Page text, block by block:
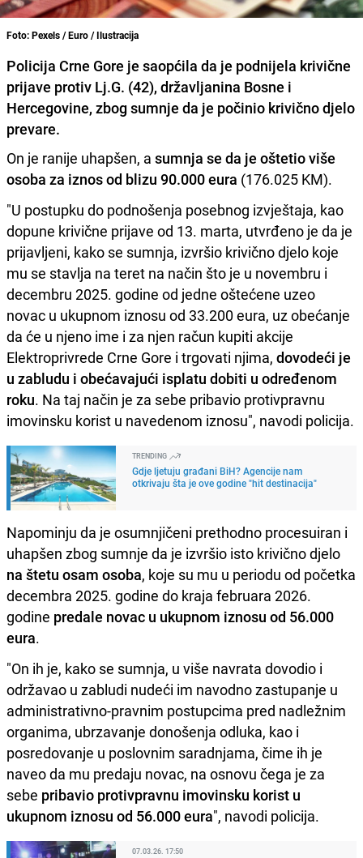
Foto: Pexels / Euro / Ilustracija
Policija Crne Gore je saopćila da je podnijela krivične
prijave protiv Lj.G. (42), državljanina Bosne i
Hercegovine, zbog sumnje da je počinio krivično djelo
prevare.
On je ranije uhapšen, a sumnja se da je oštetio više
osoba za iznos od blizu 90.000 eura (176.025 KM).
"U postupku do podnošenja posebnog izvještaja, kao
dopune krivične prijave od 13. marta, utvrđeno je da je
prijavljeni, kako se sumnja, izvršio krivično djelo koje
mu se stavlja na teret na način što je u novembru i
decembru 2025. godine od jedne oštećene uzeo
novac u ukupnom iznosu od 33.200 eura, uz obećanje
da će u njeno ime i za njen račun kupiti akcije
Elektroprivrede Crne Gore i trgovati njima, dovodeći je
u zabludu i obećavajući isplatu dobiti u određenom
roku. Na taj način je za sebe pribavio protivpravnu
imovinsku korist u navedenom iznosu", navodi policija.
TRENDING
Gdje ljetuju građani BiH? Agencije nam
otkrivaju šta je ove godine "hit destinacija"
Napominju da je osumnjičeni prethodno procesuiran i
uhapšen zbog sumnje da je izvršio isto krivično djelo
na štetu osam osoba, koje su mu u periodu od početka
decembra 2025. godine do kraja februara 2026.
godine predale novac u ukupnom iznosu od 56.000
eura.
"On ih je, kako se sumnja, u više navrata dovodio i
održavao u zabludi nudeći im navodno zastupanje u
administrativno-pravnim postupcima pred nadležnim
organima, ubrzavanje donošenja odluka, kao i
posredovanje u poslovnim saradnjama, čime ih je
naveo da mu predaju novac, na osnovu čega je za
sebe pribavio protivpravnu imovinsku korist u
ukupnom iznosu od 56.000 eura", navodi policija.
07.03.26. 17:50